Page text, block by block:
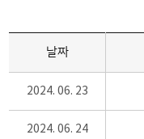
날짜
2024. 06. 23
2024. 06. 24